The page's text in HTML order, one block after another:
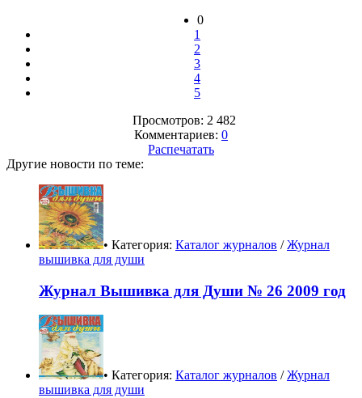
0
1
2
3
4
5
Просмотров: 2 482
Комментариев: 0
Распечатать
Другие новости по теме:
• Категория: Каталог журналов /Журнал
вышивка для души
Журнал Вышивка для Души № 26 2009 год
• Категория: Каталог журналов /Журнал
вышивка для души